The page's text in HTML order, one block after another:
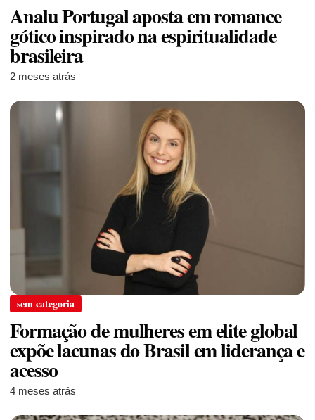
Analu Portugal aposta em romance
gótico inspirado na espiritualidade
brasileira
2 meses atrás
sem categoria
Formação de mulheres em elite global
expõe lacunas do Brasil em liderança e
acesso
4 meses atrás